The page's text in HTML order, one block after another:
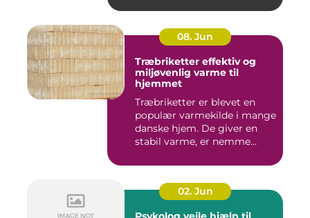
08. Jun
Træbriketter effektiv og
miljøvenlig varme til
hjemmet
Træbriketter er blevet en
populær varmekilde i mange
danske hjem. De giver en
stabil varme, er nemme...
02. Jun